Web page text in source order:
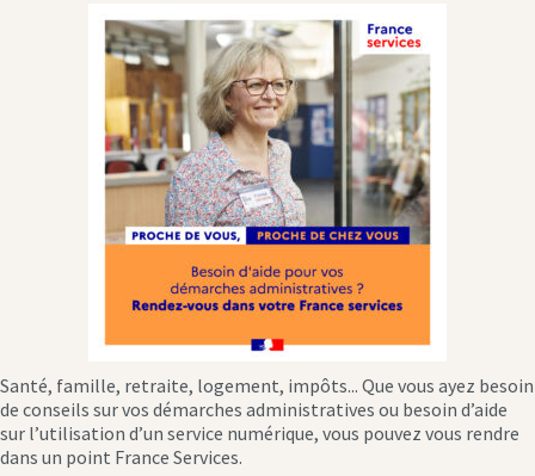
Santé, famille, retraite, logement, impôts... Que vous ayez besoin
de conseils sur vos démarches administratives ou besoin d’aide
sur l’utilisation d’un service numérique, vous pouvez vous rendre
dans un point France Services.